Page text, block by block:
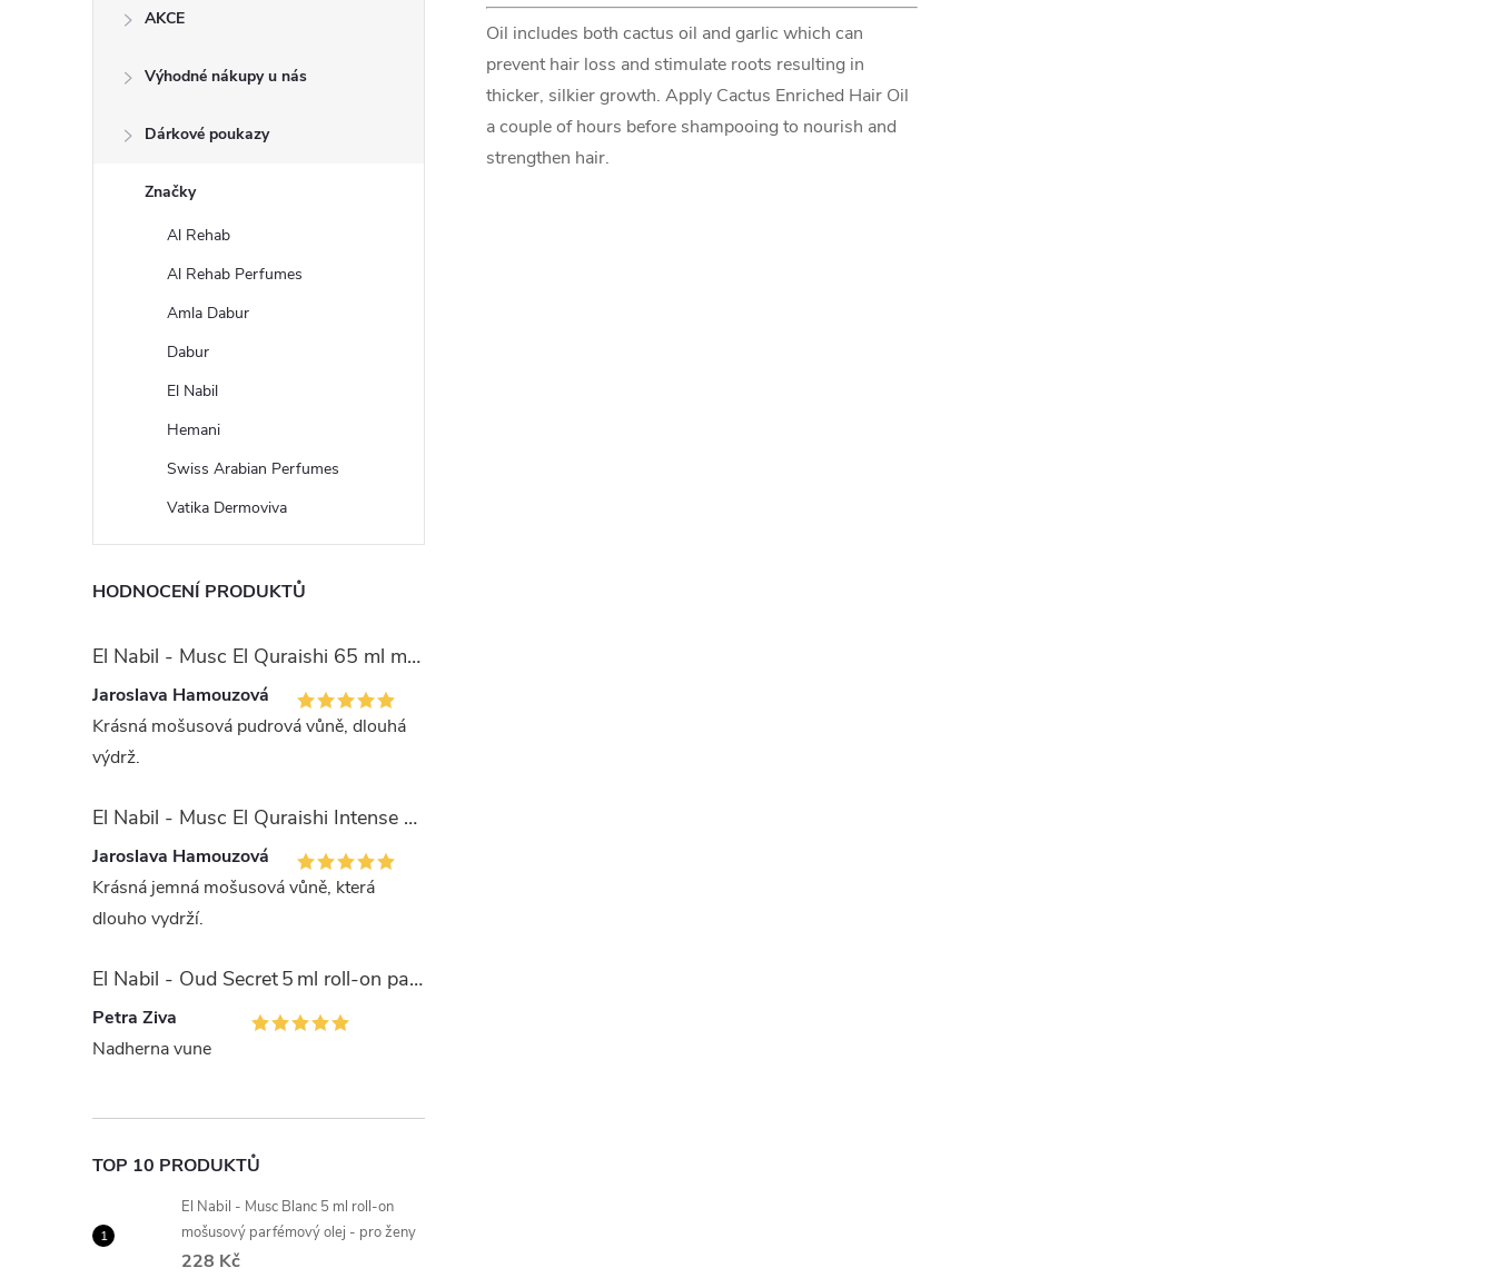
AKCE
Výhodné nákupy u nás
Dárkové poukazy
Značky
Al Rehab
Al Rehab Perfumes
Amla Dabur
Dabur
El Nabil
Hemani
Swiss Arabian Perfumes
Vatika Dermoviva
HODNOCENÍ PRODUKTŮ
El Nabil - Musc El Quraishi 65 ml mošusová parfémová voda - pro ženy
Jaroslava Hamouzová
Krásná mošusová pudrová vůně, dlouhá
výdrž.
El Nabil - Musc El Quraishi Intense 15 ml parfémová voda - pro ženy - 50% esencí
Jaroslava Hamouzová
Krásná jemná mošusová vůně, která
dlouho vydrží.
El Nabil - Oud Secret 5 ml roll-on parfémový olej - unisex
Petra Ziva
Nadherna vune
TOP 10 PRODUKTŮ
El Nabil - Musc Blanc 5 ml roll-on
mošusový parfémový olej - pro ženy
228 Kč
Oil includes both cactus oil and garlic which can
prevent hair loss and stimulate roots resulting in
thicker, silkier growth. Apply Cactus Enriched Hair Oil
a couple of hours before shampooing to nourish and
strengthen hair.